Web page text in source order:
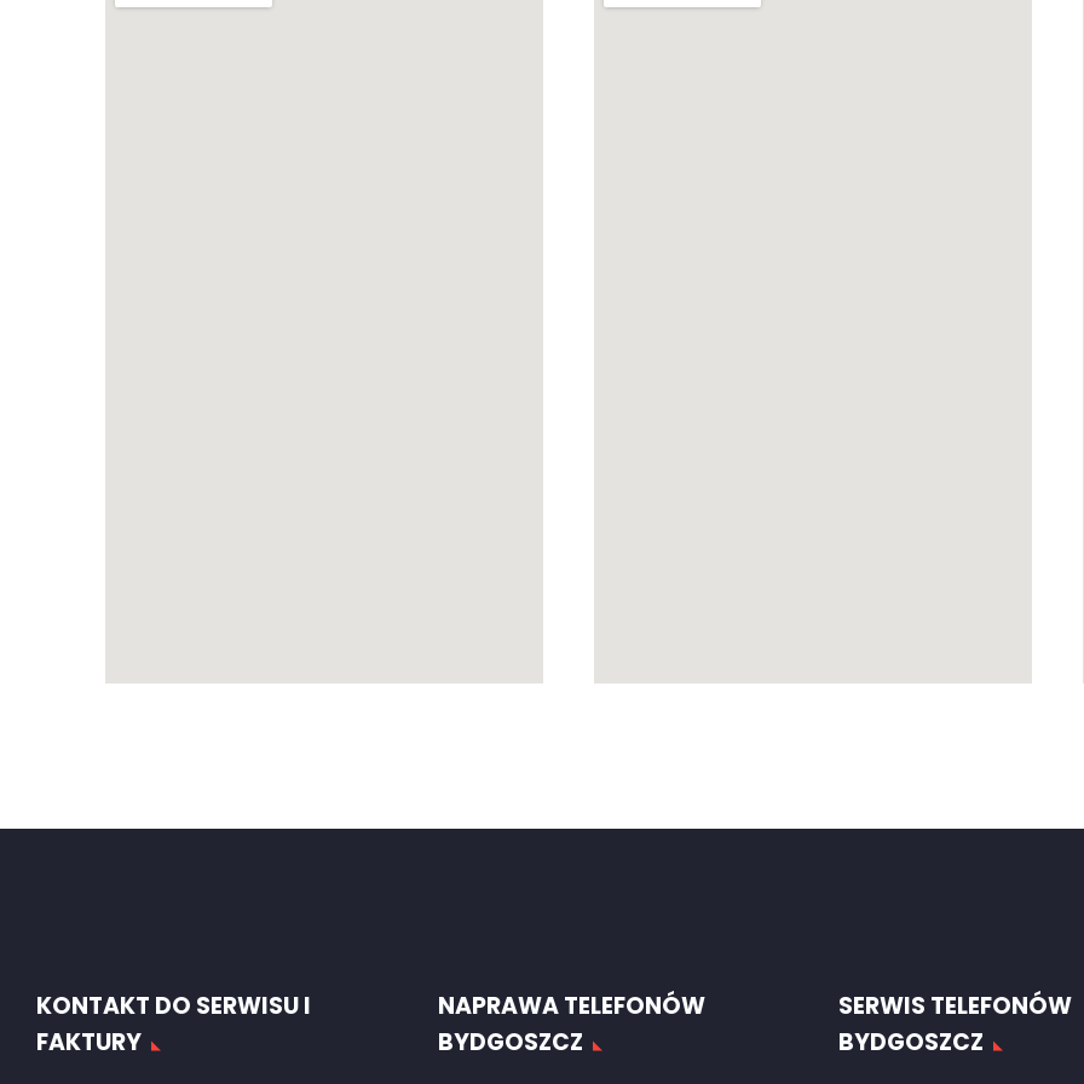
KONTAKT DO SERWISU I
FAKTURY
NAPRAWA TELEFONÓW
BYDGOSZCZ
SERWIS TELEFONÓW
BYDGOSZCZ